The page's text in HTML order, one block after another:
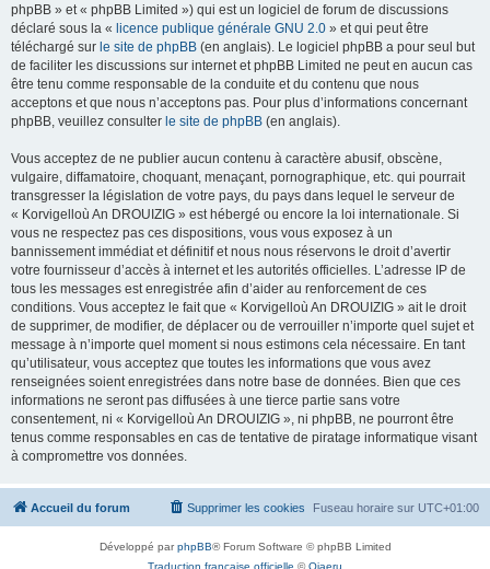
phpBB » et « phpBB Limited ») qui est un logiciel de forum de discussions
déclaré sous la « licence publique générale GNU 2.0 » et qui peut être
téléchargé sur le site de phpBB (en anglais). Le logiciel phpBB a pour seul but
de faciliter les discussions sur internet et phpBB Limited ne peut en aucun cas
être tenu comme responsable de la conduite et du contenu que nous
acceptons et que nous n’acceptons pas. Pour plus d’informations concernant
phpBB, veuillez consulter le site de phpBB (en anglais).
Vous acceptez de ne publier aucun contenu à caractère abusif, obscène,
vulgaire, diffamatoire, choquant, menaçant, pornographique, etc. qui pourrait
transgresser la législation de votre pays, du pays dans lequel le serveur de
« Korvigelloù An DROUIZIG » est hébergé ou encore la loi internationale. Si
vous ne respectez pas ces dispositions, vous vous exposez à un
bannissement immédiat et définitif et nous nous réservons le droit d’avertir
votre fournisseur d’accès à internet et les autorités officielles. L’adresse IP de
tous les messages est enregistrée afin d’aider au renforcement de ces
conditions. Vous acceptez le fait que « Korvigelloù An DROUIZIG » ait le droit
de supprimer, de modifier, de déplacer ou de verrouiller n’importe quel sujet et
message à n’importe quel moment si nous estimons cela nécessaire. En tant
qu’utilisateur, vous acceptez que toutes les informations que vous avez
renseignées soient enregistrées dans notre base de données. Bien que ces
informations ne seront pas diffusées à une tierce partie sans votre
consentement, ni « Korvigelloù An DROUIZIG », ni phpBB, ne pourront être
tenus comme responsables en cas de tentative de piratage informatique visant
à compromettre vos données.
Accueil du forum Fuseau horaire sur UTC+01:00
Supprimer les cookies
Développé parphpBB® Forum Software © phpBB Limited
Traduction française officielle ©Qiaeru